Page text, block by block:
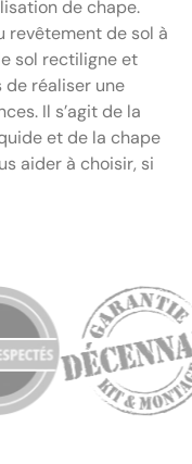
de chape.
revêtement de sol à
sol rectiligne et
de réaliser une
Il s’agit de la
et de la chape
aider à choisir, si